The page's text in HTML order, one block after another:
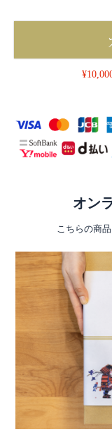
オン
こちらの商